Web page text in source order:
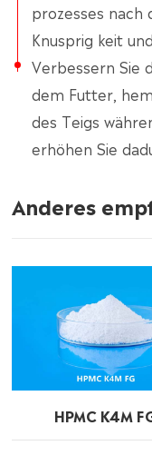
prozesses nach
Knusprig keit
Verbessern Sie
dem Futter,
des Teigs
erhöhen Sie
Anderes
HPMC K4M